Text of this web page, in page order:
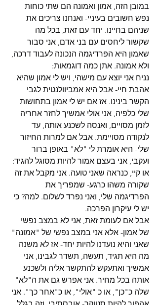
במובן הזה, אמון ואמונה הם שתי כוחות
נפש חשובים בעיניי- ואנחנו צריכים את
שניהם בחיינו. יחד עם זאת, בכל מה
שקשור ליחסים עם בני אדם, אני סבור
שאמון היא הפרדיגמה הנכונה לעבוד דרכה,
ולא אמונה. אתן כמה דוגמאות:
נניח אני יוצא עם מישהי, ויש לי אמון שהיא
אהבת חיי- אבל היא אמביוולנטית לגבי
הקשר בינינו. אז אם יש לי אמון בתחושות
שלי כלפיה, אני אולי אמשיך לחזר אחריה
לזמן מסויים, ואנסה לשכנע אותה, עד
לנקודה מסויימת. אבל אם למרות החיזור
שלי- היא אומרת לי "לא" באופן ברור
ועקבי, אני בעצם אמור להיות מסוגל להגיד:
או קיי, כנראה שאני טועה. אני מקבל את זה
שקורה משהו כרגע- שמפריך את
הפרדיגמה שלי, ואני נפרד לשלום. למה? כי
יש לי עיקרון הפרכה.
אבל אם לעומת זאת, אני לא במצב נפשי
של אמון- אלא אני במצב נפשי של "אמונה"
שאני והיא נועדנו להיות יחד- אז לא משנה
מה היא תגיד, תעשה, תשדר לגבינו, אני
אמשיך ואתעקש להתקשר אליה ולשכנע
אותה בכל מחיר. אני אפרש גם את ה"לא"
שלה כ"כן", או כ "אולי", או כ"אחר כך". אני